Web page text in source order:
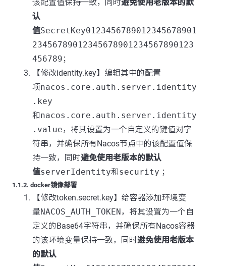
该配置值保持一致，同时避免使用老版本的默
认
值SecretKey0123456789012345678901
23456789012345678901234567890123
456789 ；
【修改identity.key】编辑其中的配置
项nacos.core.auth.server.identity
.key
和nacos.core.auth.server.identity
.value，将其设置为一个自定义的键值对字
符串，并确保所有Nacos节点中的该配置值保
持一致，同时避免使用老版本的默认
值serverIdentity和security ；
1.1.2. docker镜像部署
【修改token.secret.key】给容器添加环境变
量NACOS_AUTH_TOKEN，将其设置为一个自
定义的Base64字符串，并确保所有Nacos容器
的该环境变量保持一致，同时避免使用老版本
的默认